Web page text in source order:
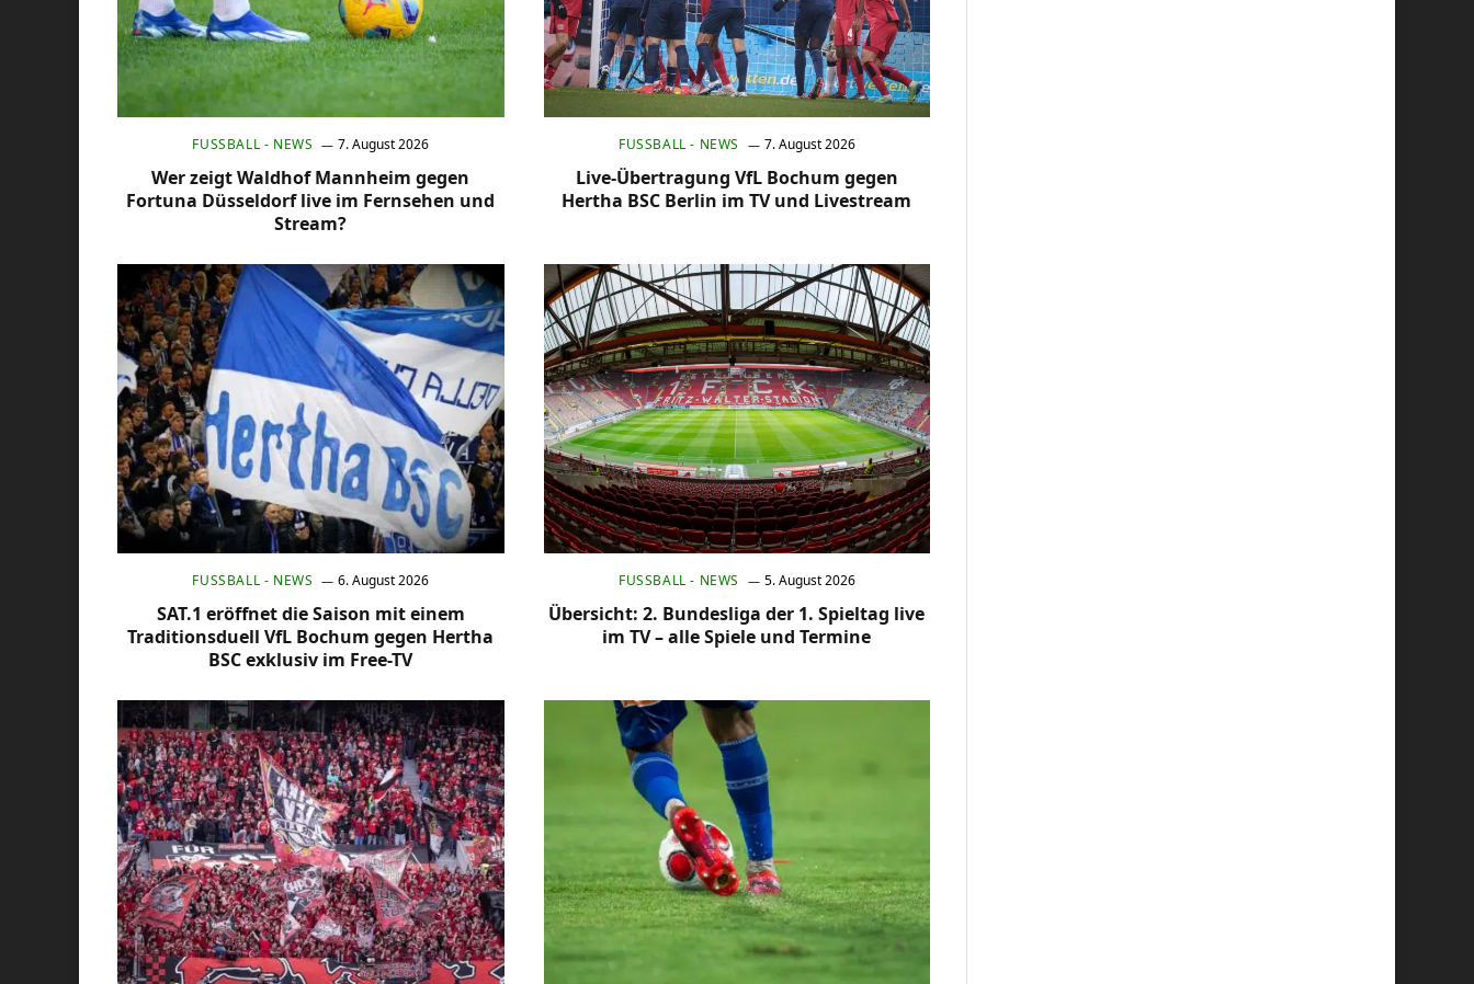
FUSSBALL - NEWS 7. August 2026
Wer zeigt Waldhof Mannheim gegen
Fortuna Düsseldorf live im Fernsehen und
Stream?
FUSSBALL - NEWS 7. August 2026
Live-Übertragung VfL Bochum gegen
Hertha BSC Berlin im TV und Livestream
FUSSBALL - NEWS 6. August 2026
SAT.1 eröffnet die Saison mit einem
Traditionsduell VfL Bochum gegen Hertha
BSC exklusiv im Free-TV
FUSSBALL - NEWS 5. August 2026
Übersicht: 2. Bundesliga der 1. Spieltag live
im TV – alle Spiele und Termine